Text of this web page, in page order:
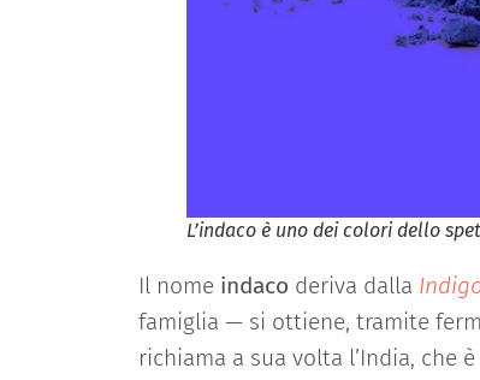
L’indaco è uno dei colori dello
Il nome indaco deriva dalla
famiglia — si ottiene, tramite
richiama a sua volta l’India, che